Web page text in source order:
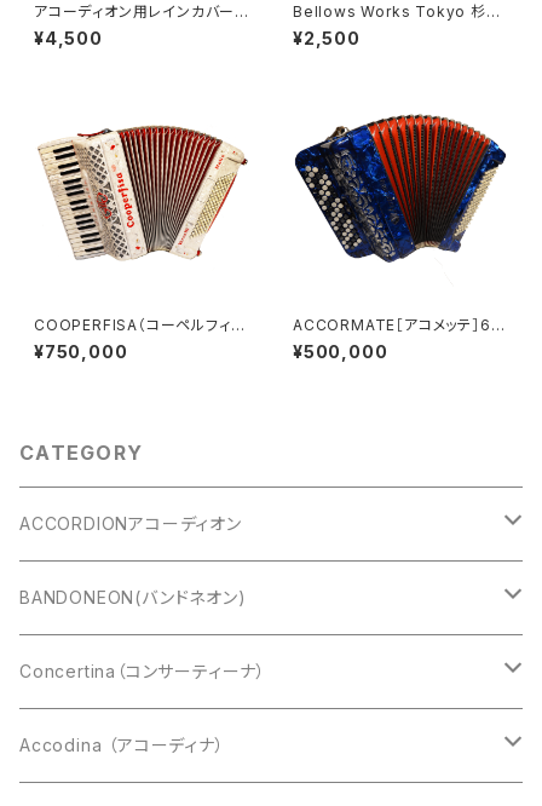
アコーディオン用レインカバー
中型 カラーオーダー【ドイツ水
害チャリティ商品】
¥4,500
Bellows Works Tokyo 杉綾
珈琲豆店 マグカップ
¥2,500
COOPERFISA（コーペルフィ
サ）
¥750,000
ACCORMATE［アコメッテ］60
ボタン 96BASS
¥500,000
CATEGORY
ACCORDIONアコーディオン
CAVAGNOLO(キャバニョロ)
Cooperfisa(コーペルフィサ)
Exelsior(エキセルシァー)
BANDONEON(バンドネオン)
CROMATIC(クロマチック)
DIATONIC（ダイアトニック）
Concertina（コンサーティーナ）
アングロコンサーティーナ
Accodina （アコーディナ）